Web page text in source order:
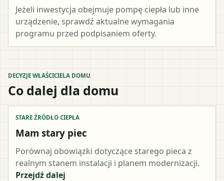
Jeżeli inwestycja obejmuje pompę ciepła lub inne
urządzenie, sprawdź aktualne wymagania
programu przed podpisaniem oferty.
DECYZJE WŁAŚCICIELA DOMU
Co dalej dla domu
STARE ŹRÓDŁO CIEPŁA
Mam stary piec
Porównaj obowiązki dotyczące starego pieca z
realnym stanem instalacji i planem modernizacji.
Przejdź dalej